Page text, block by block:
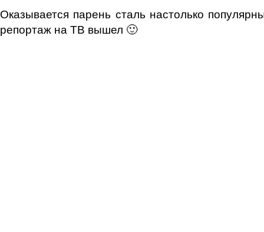
Оказывается парень сталь настолько
репортаж на ТВ вышел 🙂